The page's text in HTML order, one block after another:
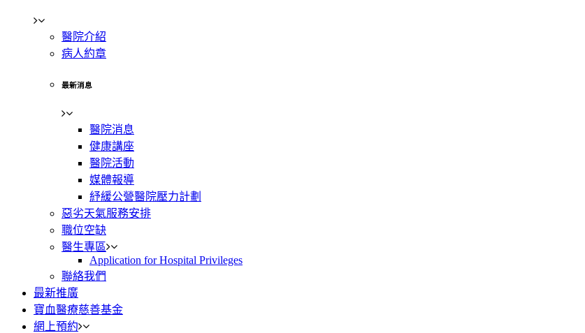
醫院介紹
病人約章
最新消息
醫院消息
健康講座
醫院活動
媒體報導
紓緩公營醫院壓力計劃
惡劣天氣服務安排
職位空缺
醫生專區
Application for Hospital Privileges
聯絡我們
最新推廣
寶血醫療慈善基金
網上預約